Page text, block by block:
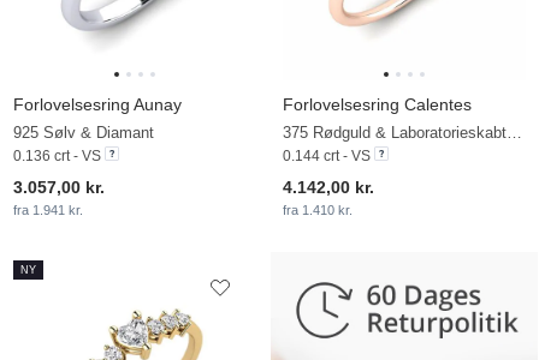
Forlovelsesring Aunay
925 Sølv & Diamant
0.136 crt - VS
3.057,00 kr.
fra 1.941 kr.
Forlovelsesring Calentes
0.144 crt - VS
4.142,00 kr.
fra 1.410 kr.
NY